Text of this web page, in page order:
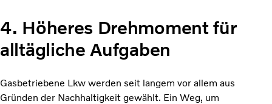
4. Höheres Drehmoment für
alltägliche Aufgaben
Gasbetriebene Lkw werden seit langem vor allem aus
Gründen der Nachhaltigkeit gewählt. Ein Weg, um